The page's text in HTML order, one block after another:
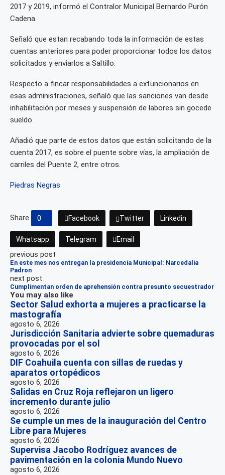
2017 y 2019, informó el Contralor Municipal Bernardo Purón
Cadena.
Señaló que estan recabando toda la información de estas
cuentas anteriores para poder proporcionar todos los datos
solicitados y enviarlos a Saltillo.
Respecto a fincar responsabilidades a exfuncionarios en
esas administraciones, señaló que las sanciones van desde
inhabilitación por meses y suspensión de labores sin gocede
sueldo.
Añadió que parte de estos datos que están solicitando de la
cuenta 2017, es sobre el puente sobre vías, la ampliación de
carriles del Puente 2, entre otros.
Piedras Negras
Share 0 Facebook Twitter Linkedin
Whatsapp Telegram Email
previous post
En este mes nos entregan la presidencia Municipal: Narcedalia
Padron
next post
Cumplimentan orden de aprehensión contra presunto secuestrador
You may also like
Sector Salud exhorta a mujeres a practicarse la
mastografía
agosto 6, 2026
Jurisdicción Sanitaria advierte sobre quemaduras
provocadas por el sol
agosto 6, 2026
DIF Coahuila cuenta con sillas de ruedas y
aparatos ortopédicos
agosto 6, 2026
Salidas en Cruz Roja reflejaron un ligero
incremento durante julio
agosto 6, 2026
Se cumple un mes de la inauguración del Centro
Libre para Mujeres
agosto 6, 2026
Supervisa Jacobo Rodríguez avances de
pavimentación en la colonia Mundo Nuevo
agosto 6, 2026